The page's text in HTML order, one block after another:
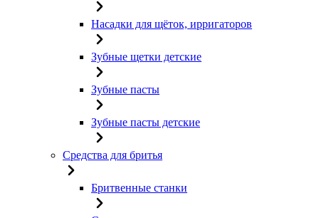
Насадки для щёток, ирригаторов
Зубные щетки детские
Зубные пасты
Зубные пасты детские
Средства для бритья
Бритвенные станки